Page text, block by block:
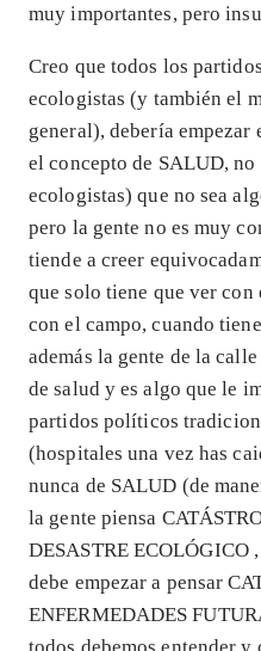
muy importantes, pero
Creo que todos los
ecologistas (y también el
general), debería
el concepto de SALUD,
ecologistas) que no sea
pero la gente no es muy
tiende a creer
que solo tiene que ver con
con el campo, cuando
además la gente de la
de salud y es algo que le
partidos políticos
(hospitales una vez has
nunca de SALUD (de
la gente piensa
DESASTRE ECOLÓGICO
debe empezar a pensar
ENFERMEDADES